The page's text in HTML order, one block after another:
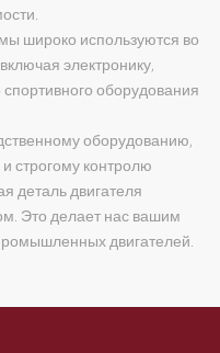
широко используются во
электронику,
оборудования
оборудованию,
строгому контролю
деталь двигателя
Это делает нас вашим
двигателей.